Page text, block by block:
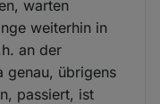
warten
weiterhin in
an der
genau, übrigens
passiert, ist